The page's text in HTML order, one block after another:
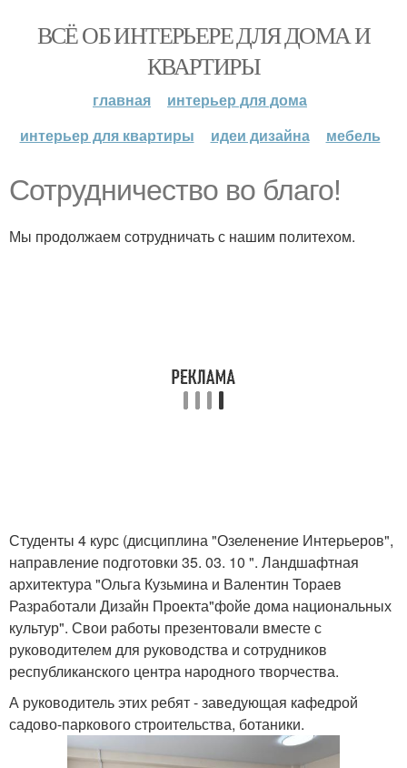
ВСЁ ОБ ИНТЕРЬЕРЕ ДЛЯ ДОМА И
КВАРТИРЫ
главная
интерьер для дома
интерьер для квартиры
идеи дизайна мебель
Сотрудничество во благо!
Мы продолжаем сотрудничать с нашим политехом.
Студенты 4 курс (дисциплина "Озеленение Интерьеров",
направление подготовки 35. 03. 10 ". Ландшафтная
архитектура "Ольга Кузьмина и Валентин Тораев
Разработали Дизайн Проекта"фойе дома национальных
культур". Свои работы презентовали вместе с
руководителем для руководства и сотрудников
республиканского центра народного творчества.
А руководитель этих ребят - заведующая кафедрой
садово-паркового строительства, ботаники.